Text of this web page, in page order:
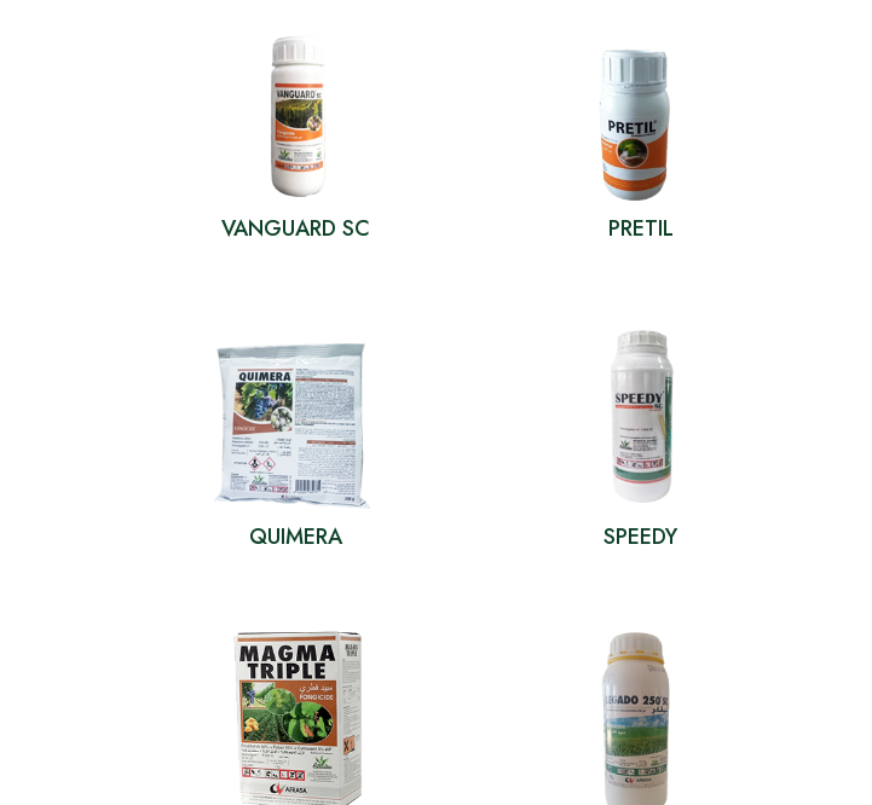
VANGUARD SC PRETIL
QUIMERA SPEEDY